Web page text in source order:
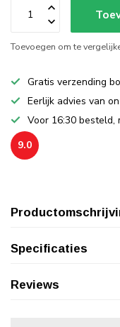
Toevoegen om te
Gratis verzending
Eerlijk advies van
Voor 16:30 besteld,
9.0
Specificaties
Reviews